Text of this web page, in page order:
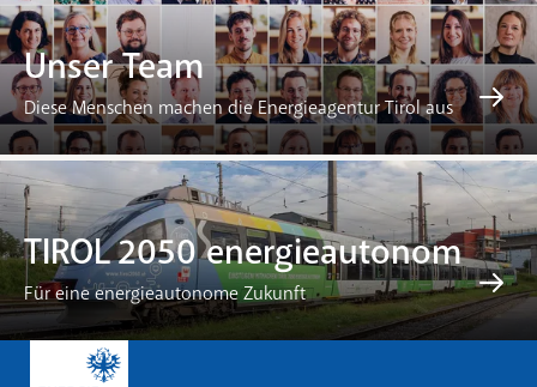
Unser Team
Diese Menschen machen die Energieagentur Tirol aus
TIROL 2050 energieautonom
Für eine energieautonome Zukunft